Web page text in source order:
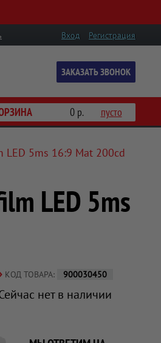
Вход Регистрация
ЗАКАЗАТЬ ЗВОНОК
0 р. пусто
LED 5ms 16:9 Mat 200cd
LED 5ms
КОД ТОВАРА: 900030450
нет в наличии